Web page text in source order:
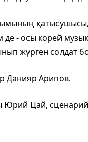
қатысушысы,
- осы корей
жүрген солдат
Данияр Арипов.
Юрий Цай,